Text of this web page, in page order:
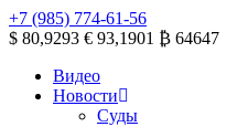
+7 (985) 774-61-56
$ 80,9293 € 93,1901 ₿ 64647
Видео
Новости
Суды